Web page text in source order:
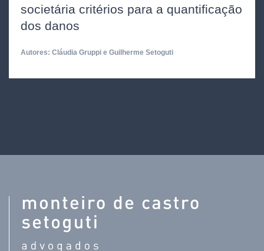
societária critérios para a quantificação
dos danos
Autores: Cláudia Gruppi e Guilherme Setoguti